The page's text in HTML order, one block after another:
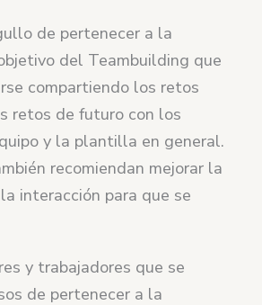
de pertenecer a la
del Teambuilding que
compartiendo los retos
retos de futuro con los
y la plantilla en general.
recomiendan mejorar la
interacción para que se
y trabajadores que se
de pertenecer a la